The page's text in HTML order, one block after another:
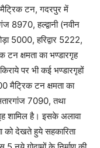
टन, गदरपुर में
8970, हल्द्वानी (नवीन
5000, हरिद्वार 5222,
क्षमता का भण्डारगृह
पर भी कई भण्डारगृहों
मैट्रिक टन क्षमता का
7090, तथा
शामिल है। इसके अलावा
को देखते हुये सहकारिता